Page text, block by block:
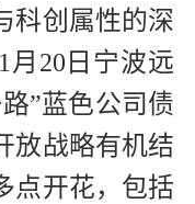
科创属性的深
月20日宁波远
”蓝色公司债
放战略有机结
点开花，包括